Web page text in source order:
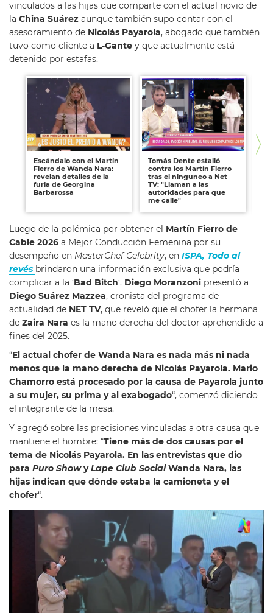
vinculados a las hijas que comparte con el actual novio de
la China Suárez aunque también supo contar con el
asesoramiento de Nicolás Payarola, abogado que también
tuvo como cliente a L-Gante y que actualmente está
detenido por estafas.
Escándalo con el Martín
Fierro de Wanda Nara:
revelan detalles de la
furia de Georgina
Barbarossa
Tomás Dente estalló
contra los Martín Fierro
tras el ninguneo a Net
TV: "Llaman a las
autoridades para que
me calle"
Luego de la polémica por obtener el Martín Fierro de
Cable 2026 a Mejor Conducción Femenina por su
desempeño en MasterChef Celebrity, en ISPA, Todo al
revés brindaron una información exclusiva que podría
complicar a la ‘Bad Bitch‘. Diego Moranzoni presentó a
Diego Suárez Mazzea, cronista del programa de
actualidad de NET TV, que reveló que el chofer la hermana
de Zaira Nara es la mano derecha del doctor aprehendido a
fines del 2025.
“El actual chofer de Wanda Nara es nada más ni nada
menos que la mano derecha de Nicolás Payarola. Mario
Chamorro está procesado por la causa de Payarola junto
a su mujer, su prima y al exabogado“, comenzó diciendo
el integrante de la mesa.
Y agregó sobre las precisiones vinculadas a otra causa que
mantiene el hombre: “Tiene más de dos causas por el
tema de Nicolás Payarola. En las entrevistas que dio
para Puro ShowyLape Club SocialWanda Nara, las
hijas indican que dónde estaba la camioneta y el
chofer“.